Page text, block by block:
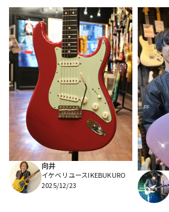
アンプ
DJ機器
DTM オンライン納品
配信/ライブ機器
中古
向井
イケベリユースIKEBUKURO
2025/12/23